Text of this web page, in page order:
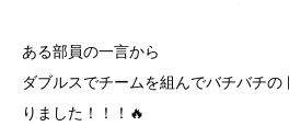
ある部員の一言から
ダブルスでチームを組んでバチバチの
りました！！！🔥